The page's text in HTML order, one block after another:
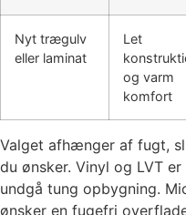
Nyt trægulv
eller laminat
Let
og varm
komfort
Valget afhænger af fugt,
du ønsker. Vinyl og LVT
undgå tung opbygning.
ønsker en fugefri